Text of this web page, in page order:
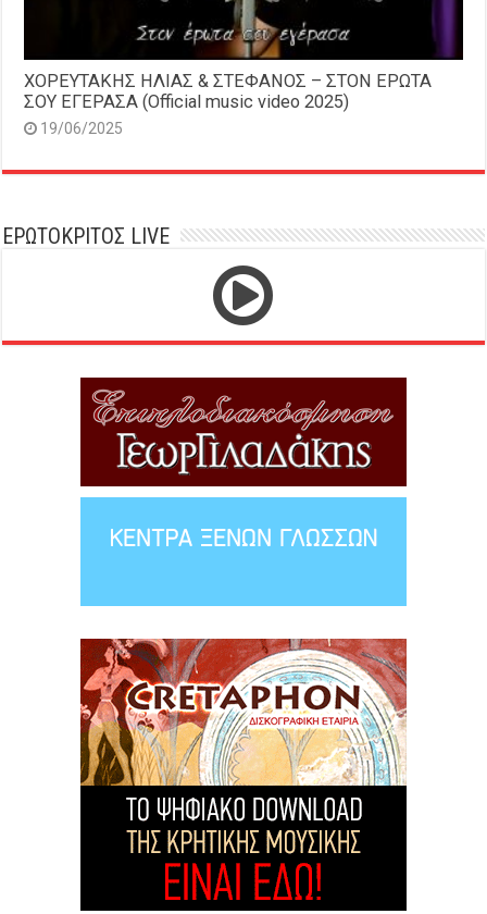
ΧΟΡΕΥΤΑΚΗΣ ΗΛΙΑΣ & ΣΤΕΦΑΝΟΣ – ΣΤΟΝ ΕΡΩΤΑ
ΣΟΥ ΕΓΕΡΑΣΑ (Official music video 2025)
19/06/2025
ΕΡΩΤΟΚΡΙΤΟΣ LIVE